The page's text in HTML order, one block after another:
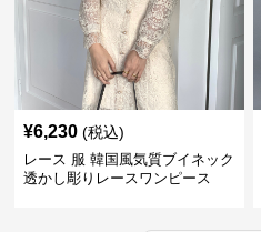
¥6,230 (税込)
レース 服 韓国風気質ブイネック
透かし彫りレースワンピース